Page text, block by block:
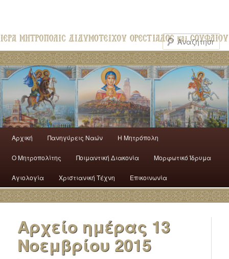
Αρχική Πανηγύρεις Ναών H Mητρόπολη
Ο Mητροπολίτης Ποιμαντική Διακονία Μορφωτικό Ίδρυμα
Αγιολογία Χριστιανική Τέχνη Επικοινωνία
Αρχείο ημέρας 13
Νοεμβρίου 2015